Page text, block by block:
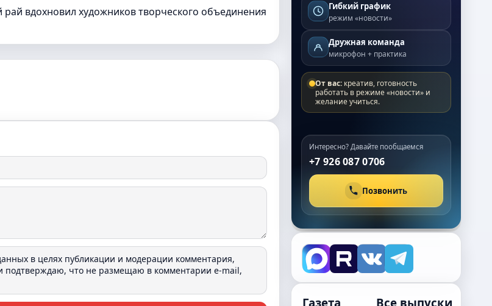
вдохновил художников творческого объединения
в целях публикации и модерации комментария,
подтверждаю, что не размещаю в комментарии e-mail,
Гибкий график
режим «новости»
Дружная команда
микрофон + практика
От вас: креатив, готовность
работать в режиме «новости» и
желание учиться.
Интересно? Давайте пообщаемся
+7 926 087 0706
Позвонить
Газета Все выпуски